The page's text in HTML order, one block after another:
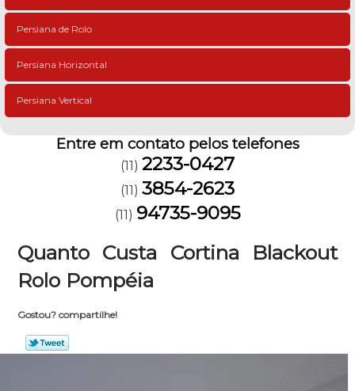
Persiana de Rolo
Persiana Horizontal
Persiana Vertical
Entre em contato pelos telefones
(11) 2233-0427
(11) 3854-2623
(11) 94735-9095
Quanto Custa Cortina Blackout
Rolo Pompéia
Gostou? compartilhe!